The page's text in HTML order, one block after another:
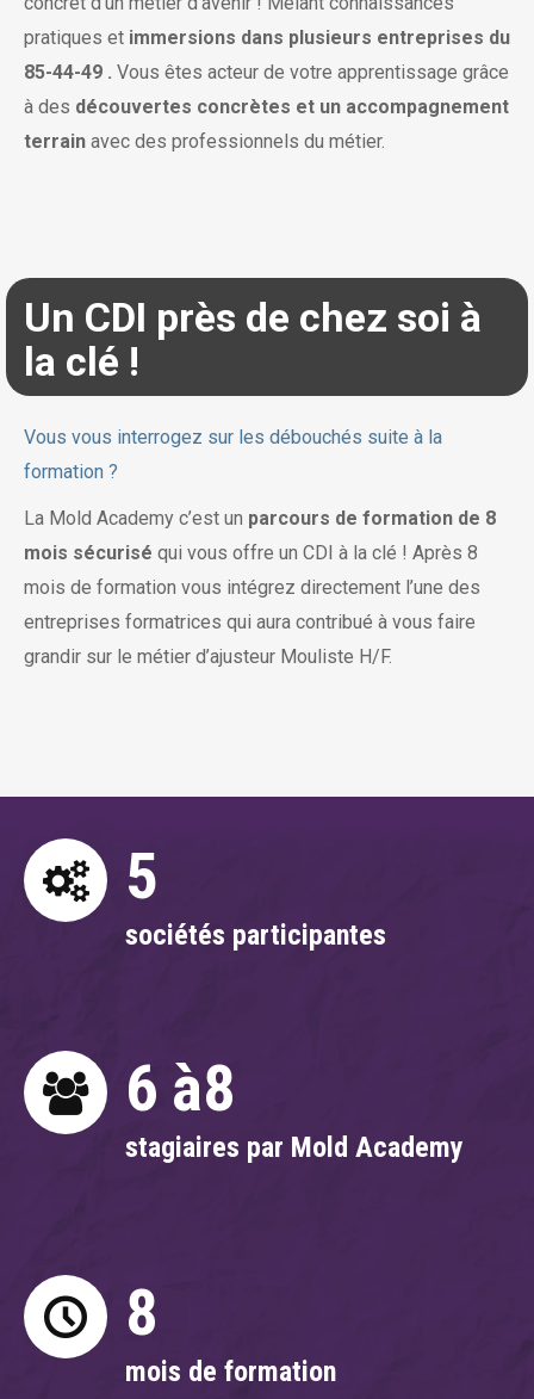
pratiques et immersions dans plusieurs entreprises du
85-44-49 . Vous êtes acteur de votre apprentissage grâce
à des découvertes concrètes et un accompagnement
terrain avec des professionnels du métier.
Un CDI près de chez soi à
la clé !
Vous vous interrogez sur les débouchés suite à la
formation ?
La Mold Academy c’est un parcours de formation de 8
mois sécurisé qui vous offre un CDI à la clé ! Après 8
mois de formation vous intégrez directement l’une des
entreprises formatrices qui aura contribué à vous faire
grandir sur le métier d’ajusteur Mouliste H/F.
5
sociétés participantes
6 à8
stagiaires par Mold Academy
8
mois de formation